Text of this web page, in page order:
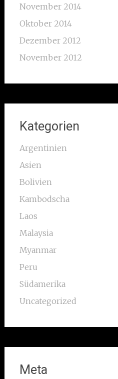
November 2014
Oktober 2014
Dezember 2012
November 2012
Kategorien
Argentinien
Asien
Bolivien
Kambodscha
Laos
Malaysia
Myanmar
Peru
Südamerika
Uncategorized
Meta